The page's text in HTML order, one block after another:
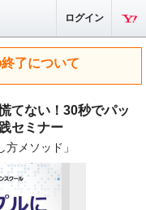
ログイン
了について
てない！30秒でパッ
セミナー
メソッド」